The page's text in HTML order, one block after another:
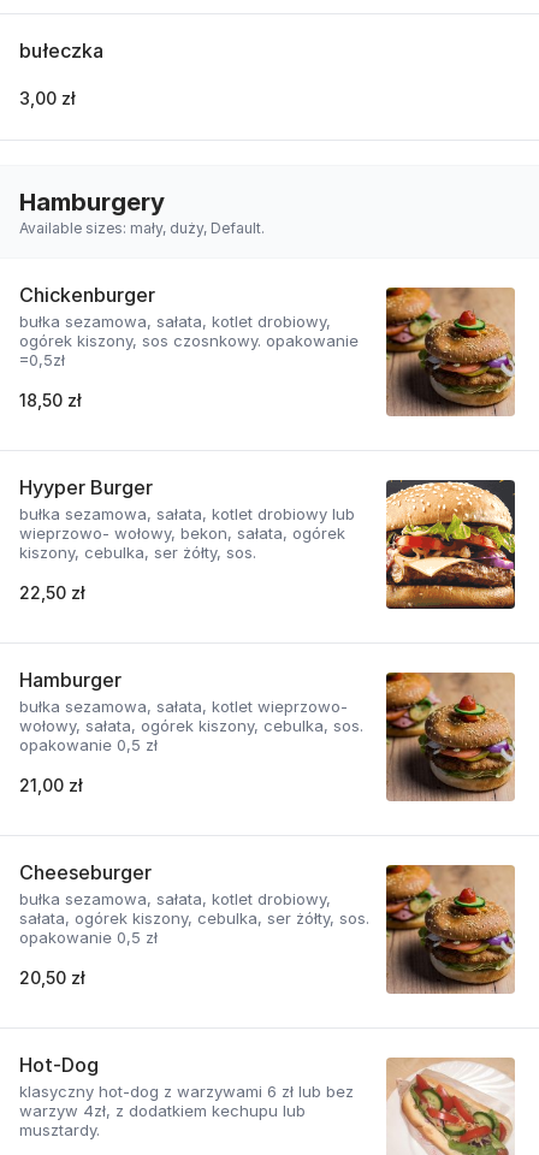
bułeczka
3,00 zł
Hamburgery
Available sizes: mały, duży, Default.
Chickenburger
bułka sezamowa, sałata, kotlet drobiowy,
ogórek kiszony, sos czosnkowy. opakowanie
=0,5zł
18,50 zł
Hyyper Burger
bułka sezamowa, sałata, kotlet drobiowy lub
wieprzowo- wołowy, bekon, sałata, ogórek
kiszony, cebulka, ser żółty, sos.
22,50 zł
Hamburger
bułka sezamowa, sałata, kotlet wieprzowo-
wołowy, sałata, ogórek kiszony, cebulka, sos.
opakowanie 0,5 zł
21,00 zł
Cheeseburger
bułka sezamowa, sałata, kotlet drobiowy,
sałata, ogórek kiszony, cebulka, ser żółty, sos.
opakowanie 0,5 zł
20,50 zł
Hot-Dog
klasyczny hot-dog z warzywami 6 zł lub bez
warzyw 4zł, z dodatkiem kechupu lub
musztardy.